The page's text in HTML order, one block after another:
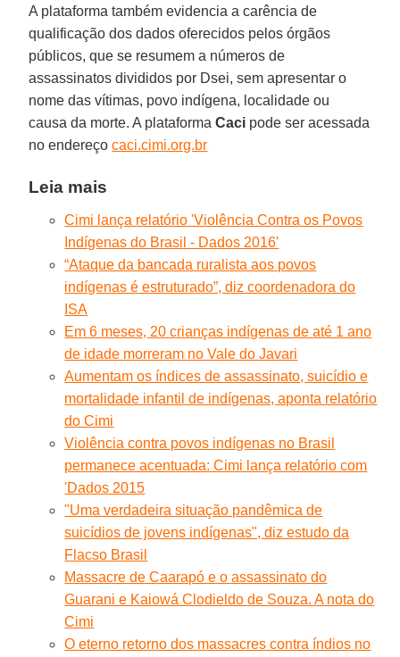
A plataforma também evidencia a carência de
qualificação dos dados oferecidos pelos órgãos
públicos, que se resumem a números de
assassinatos divididos por Dsei, sem apresentar o
nome das vítimas, povo indígena, localidade ou
causa da morte. A plataformaCaci pode ser acessada
no endereçocaci.cimi.org.br
Leia mais
Cimi lança relatório 'Violência Contra os Povos
Indígenas do Brasil - Dados 2016'
“Ataque da bancada ruralista aos povos
indígenas é estruturado”, diz coordenadora do
ISA
Em 6 meses, 20 crianças indígenas de até 1 ano
de idade morreram no Vale do Javari
Aumentam os índices de assassinato, suicídio e
mortalidade infantil de indígenas, aponta relatório
do Cimi
Violência contra povos indígenas no Brasil
permanece acentuada: Cimi lança relatório com
'Dados 2015
"Uma verdadeira situação pandêmica de
suicídios de jovens indígenas", diz estudo da
Flacso Brasil
Massacre de Caarapó e o assassinato do
Guarani e Kaiowá Clodieldo de Souza. A nota do
Cimi
O eterno retorno dos massacres contra índios no